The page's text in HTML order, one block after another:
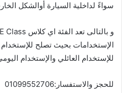
سواءً لداخلية السيارة أوالشكل
الإستخدامات بحيث تصلح
للإستخدام العائلي والإستخدام
للحجز والاستفسار:01099552706